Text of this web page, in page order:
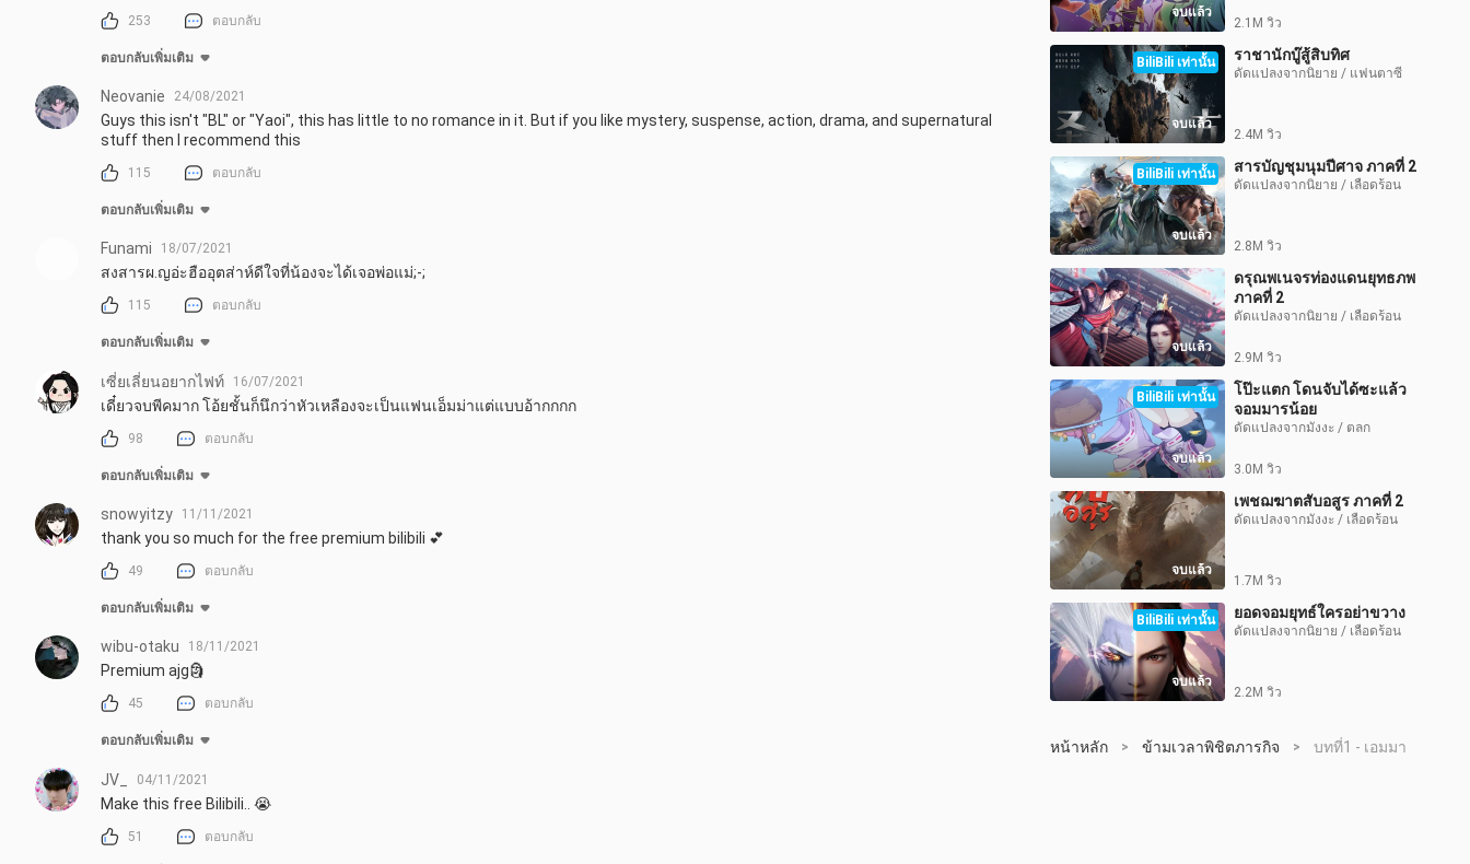
จบแล้ว
2.1M วิว
จบแล้ว
BiliBili เท่านั้น ราชานักบู๊สู้สิบทิศ
ดัดแปลงจากนิยาย / แฟนตาซี
2.4M วิว
จบแล้ว
BiliBili เท่านั้น สารบัญชุมนุมปีศาจ ภาคที่ 2
ดัดแปลงจากนิยาย / เลือดร้อน
2.8M วิว
จบแล้ว
ดรุณพเนจรท่องแดนยุทธภพ
ภาคที่ 2
ดัดแปลงจากนิยาย / เลือดร้อน
2.9M วิว
จบแล้ว
BiliBili เท่านั้น
โป๊ะแตก โดนจับได้ซะแล้ว
จอมมารน้อย
ดัดแปลงจากมังงะ / ตลก
3.0M วิว
จบแล้ว
เพชฌฆาตสับอสูร ภาคที่ 2
ดัดแปลงจากมังงะ / เลือดร้อน
1.7M วิว
จบแล้ว
BiliBili เท่านั้น ยอดจอมยุทธ์ใครอย่าขวาง
ดัดแปลงจากนิยาย / เลือดร้อน
2.2M วิว
หน้าหลัก > ข้ามเวลาพิชิตภารกิจ > บทที่1 - เอมมา
253 ตอบกลับ
ตอบกลับเพิ่มเติม
Neovanie 24/08/2021
Guys this isn't "BL" or "Yaoi", this has little to no romance in it. But if you like mystery, suspense, action, drama, and supernatural
stuff then I recommend this
115 ตอบกลับ
ตอบกลับเพิ่มเติม
Funami 18/07/2021
สงสารผ.ญอ่ะฮืออุตส่าห์ดีใจที่น้องจะได้เจอพ่อแม่;-;
115 ตอบกลับ
ตอบกลับเพิ่มเติม
เซี่ยเลี่ยนอยากไฟท์ 16/07/2021
เดี๋ยวจบพีคมาก โอ้ยชั้นก็นึกว่าหัวเหลืองจะเป็นแฟนเอ็มม่าแต่แบบอ้ากกกก
98 ตอบกลับ
ตอบกลับเพิ่มเติม
snowyitzy 11/11/2021
thank you so much for the free premium bilibili 💕
49 ตอบกลับ
ตอบกลับเพิ่มเติม
wibu-otaku 18/11/2021
Premium ajg🗿
45 ตอบกลับ
ตอบกลับเพิ่มเติม
JV_ 04/11/2021
Make this free Bilibili.. 😭
51 ตอบกลับ